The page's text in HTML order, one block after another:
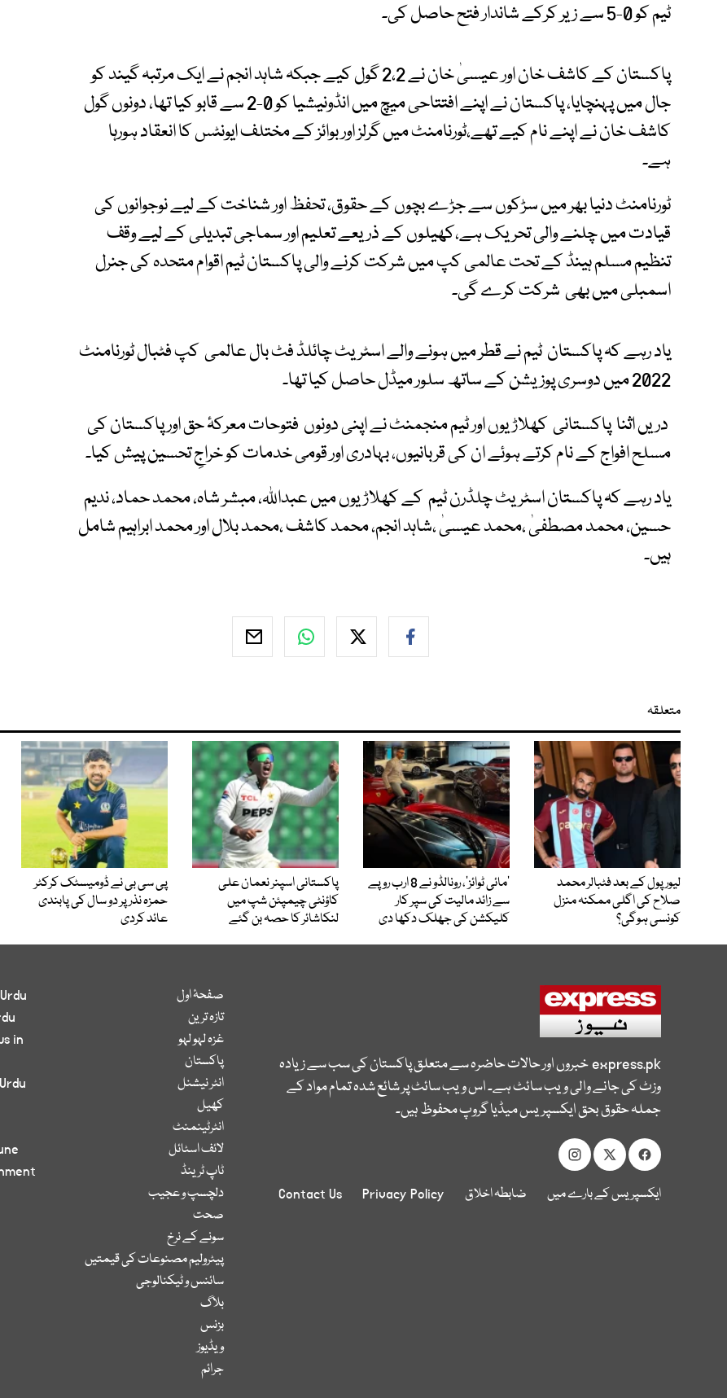
ٹیم کو 0-5 سے زیر کرکے شاندار فتح حاصل کی۔
پاکستان کے کاشف خان اور عیسیٰ خان نے 2،2 گول کیے جبکہ شاہد انجم نے ایک مرتبہ گیند کو
جال میں پہنچایا، پاکستان نے اپنے افتتاحی میچ میں انڈونیشیا کو 0-2 سے قابو کیا تھا، دونوں گول
کاشف خان نے اپنے نام کیے تھے،ٹورنامنٹ میں گرلز اور بوائز کے مختلف ایونٹس کا انعقاد ہورہا
ہے۔
ٹورنامنٹ دنیا بھر میں سڑکوں سے جڑے بچوں کے حقوق، تحفظ اور شناخت کے لیے نوجوانوں کی
قیادت میں چلنے والی تحریک ہے،کھیلوں کے ذریعے تعلیم اور سماجی تبدیلی کے لیے وقف
تنظیم مسلم ہینڈ کے تحت عالمی کپ میں شرکت کرنے والی پاکستان ٹیم اقوام متحدہ کی جنرل
اسمبلی میں بھی شرکت کرے گی۔
یاد رہے کہ پاکستان ٹیم نے قطر میں ہونے والے اسٹریٹ چائلڈ فٹ بال عالمی کپ فٹبال ٹورنامنٹ
2022 میں دوسری پوزیشن کے ساتھ سلور میڈل حاصل کیا تھا۔
دریں اثنا پاکستانی کھلاڑیوں اور ٹیم منجمنٹ نے اپنی دونوں فتوحات معرکۂ حق اور پاکستان کی
مسلح افواج کے نام کرتے ہوئے ان کی قربانیوں، بہادری اور قومی خدمات کو خراجِ تحسین پیش کیا۔
یاد رہے کہ پاکستان اسٹریٹ چلڈرن ٹیم کے کھلاڑیوں میں عبداللہ، مبشر شاہ، محمد حماد، ندیم
حسین، محمد مصطفیٰ ،محمد عیسیٰ ،شاہد انجم، محمد کاشف ،محمد بلال اور محمد ابراہیم شامل
ہیں۔
متعلقہ
لیور پول کے بعد فٹبالر محمد
صلاح کی اگلی ممکنہ منزل
کونسی ہوگی؟
’مائی ٹوائز‘، رونالڈو نے 8 ارب روپے
سے زائد مالیت کی سپر کار
کلیکشن کی جھلک دکھا دی
پاکستانی اسپنر نعمان علی
کاؤنٹی چیمپئن شپ میں
لنکاشائر کا حصہ بن گئے
پی سی بی نے ڈومیسٹک کرکٹر
حمزہ نذر پر دو سال کی پابندی
عائد کردی
express.pkخبروں اور حالات حاضرہ سے متعلق پاکستان کی سب سے زیادہ
وزٹ کی جانے والی ویب سائٹ ہے۔ اس ویب سائٹ پر شائع شدہ تمام مواد کے
جملہ حقوق بحق ایکسپریس میڈیا گروپ محفوظ ہیں۔
ایکسپریس کے بارے میں ضابطہ اخلاق Privacy Policy
Contact Us
صفحۂ اول
تازہ ترین
غزہ لہو لہو
پاکستان
انٹر نیشنل
کھیل
انٹرٹینمنٹ
لائف اسٹائل
ٹاپ ٹرینڈ
دلچسپ و عجیب
صحت
سونے کے نرخ
پیٹرولیم مصنوعات کی قیمتیں
سائنس و ٹیکنالوجی
بلاگ
بزنس
ویڈیوز
جرائم
in